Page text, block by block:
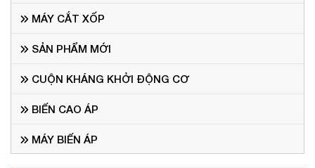
MÁY CẮT XỐP
SẢN PHẨM MỚI
CUỘN KHÁNG KHỞI ĐỘNG CƠ
BIẾN CAO ÁP
MÁY BIẾN ÁP